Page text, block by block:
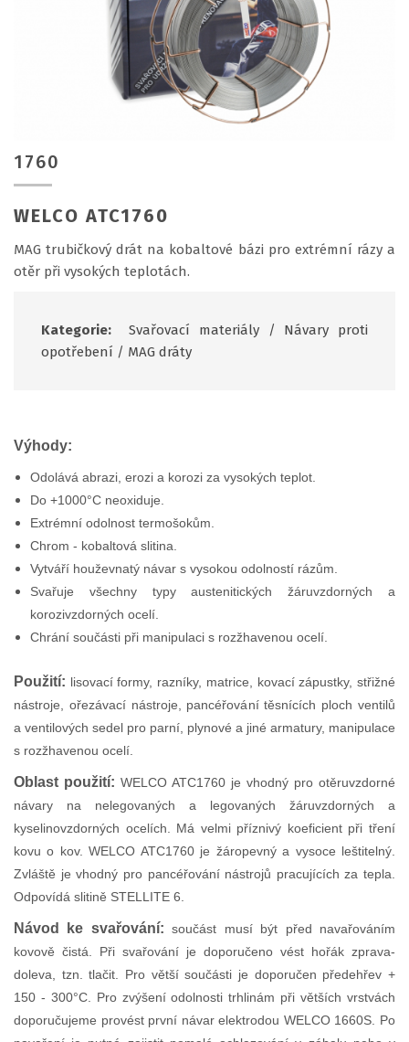
1760
WELCO ATC1760
MAG trubičkový drát na kobaltové bázi pro extrémní rázy a
otěr při vysokých teplotách.
Kategorie: Svařovací materiály /
Návary proti
opotřebení / MAG dráty
Výhody:
Odolává abrazi, erozi a korozi za vysokých teplot.
Do +1000°C neoxiduje.
Extrémní odolnost termošokům.
Chrom - kobaltová slitina.
Vytváří houževnatý návar s vysokou odolností rázům.
Svařuje všechny typy austenitických žáruvzdorných a
korozivzdorných ocelí.
Chrání součásti při manipulaci s rozžhavenou ocelí.
Použití: lisovací formy, razníky, matrice, kovací zápustky, střižné
nástroje, ořezávací nástroje, pancéřování těsnících ploch ventilů
a ventilových sedel pro parní, plynové a jiné armatury, manipulace
s rozžhavenou ocelí.
Oblast použití: WELCO ATC1760 je vhodný pro otěruvzdorné
návary na nelegovaných a legovaných žáruvzdorných a
kyselinovzdorných ocelích. Má velmi příznivý koeficient při tření
kovu o kov. WELCO ATC1760 je žáropevný a vysoce leštitelný.
Zvláště je vhodný pro pancéřování nástrojů pracujících za tepla.
Odpovídá slitině STELLITE 6.
Návod ke svařování: součást musí být před navařováním
kovově čistá. Při svařování je doporučeno vést hořák zprava-
doleva, tzn. tlačit. Pro větší součásti je doporučen předehřev +
150 - 300°C. Pro zvýšení odolnosti trhlinám při větších vrstvách
doporučujeme provést první návar elektrodou WELCO 1660S. Po